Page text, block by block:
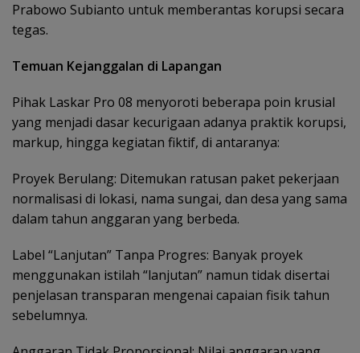
Prabowo Subianto untuk memberantas korupsi secara
tegas.
Temuan Kejanggalan di Lapangan
Pihak Laskar Pro 08 menyoroti beberapa poin krusial
yang menjadi dasar kecurigaan adanya praktik korupsi,
markup, hingga kegiatan fiktif, di antaranya:
Proyek Berulang: Ditemukan ratusan paket pekerjaan
normalisasi di lokasi, nama sungai, dan desa yang sama
dalam tahun anggaran yang berbeda.
Label “Lanjutan” Tanpa Progres: Banyak proyek
menggunakan istilah “lanjutan” namun tidak disertai
penjelasan transparan mengenai capaian fisik tahun
sebelumnya.